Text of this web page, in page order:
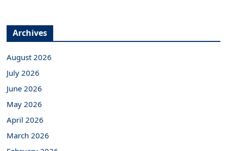
Archives
August 2026
July 2026
June 2026
May 2026
April 2026
March 2026